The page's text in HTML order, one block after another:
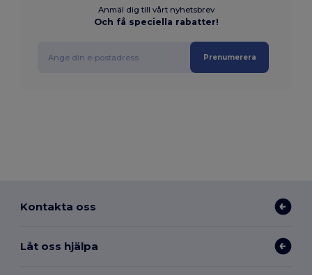
Anmäl dig till vårt nyhetsbrev
Och få speciella rabatter!
Prenumerera
Kontakta oss
Låt oss hjälpa